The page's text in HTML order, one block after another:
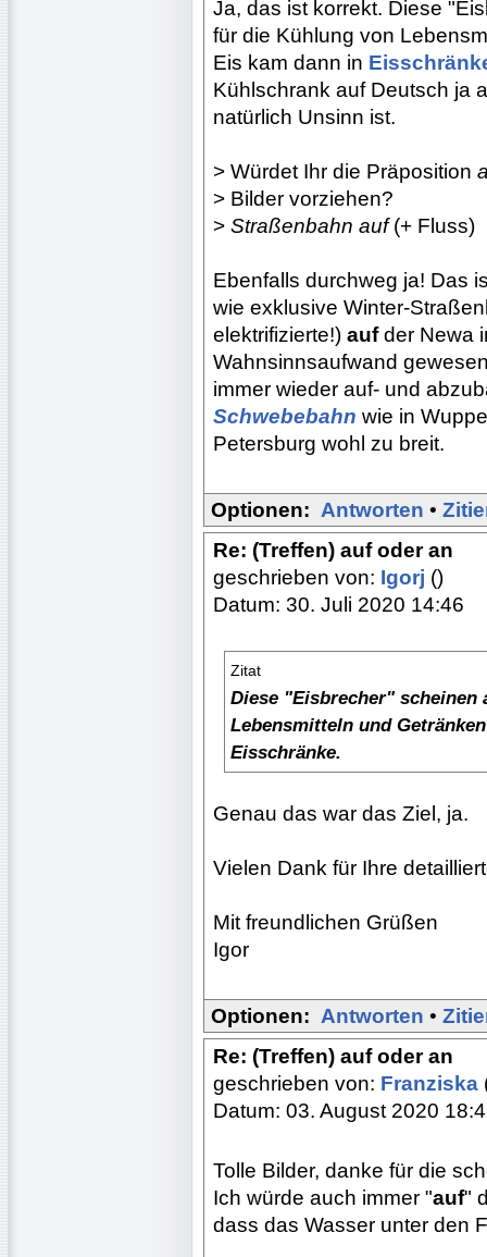
Ja, das ist korrekt. Diese
für die Kühlung von
Eis kam dann in
Kühlschrank auf Deutsch ja
natürlich Unsinn ist.
> Würdet Ihr die Präposition
> Bilder vorziehen?
> Straßenbahn auf(+ Fluss)
Ebenfalls durchweg ja! Das
wie exklusive Winter-
elektrifizierte!) aufder Newa
Wahnsinnsaufwand
immer wieder auf- und
Schwebebahn wie in
Petersburg wohl zu breit.
Optionen: Antworten •
Re: (Treffen) auf oder an
geschrieben von: Igorj ()
Datum: 30. Juli 2020 14:46
Zitat
Diese "Eisbrecher" scheinen
Lebensmitteln und
Eisschränke.
Genau das war das Ziel, ja.
Vielen Dank für Ihre
Mit freundlichen Grüßen
Igor
Optionen: Antworten •
Re: (Treffen) auf oder an
geschrieben von: Franziska
Datum: 03. August 2020
Tolle Bilder, danke für die
Ich würde auch immer "auf"
dass das Wasser unter den